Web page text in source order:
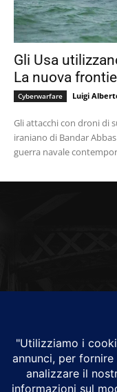
Gli Usa
La nuova
Cyberwarfare Luigi
Gli attacchi con droni di
iraniano di Bandar
guerra navale
Alground Geopolitica
Da una idea di
Alground fa parte del